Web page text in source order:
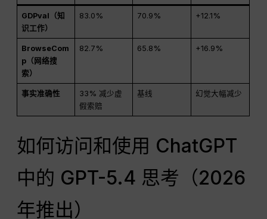
GDPval（知
识工作）
83.0% 70.9% +12.1%
BrowseCom
p（网络搜
索）
82.7% 65.8% +16.9%
事实准确性
33% 减少虚
假索赔
基线 幻觉大幅减少
如何访问和使用 ChatGPT
中的 GPT-5.4 思考（2026
年推出）